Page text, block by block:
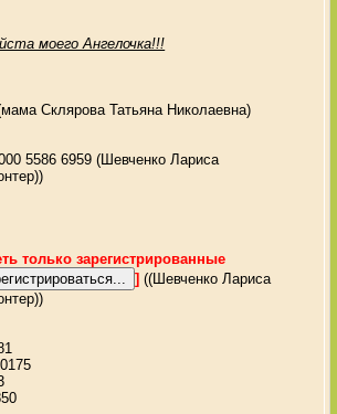
моего Ангелочка!!!
Склярова Татьяна Николаевна)
5586 6959 (Шевченко Лариса
только зарегистрированные
] ((Шевченко Лариса